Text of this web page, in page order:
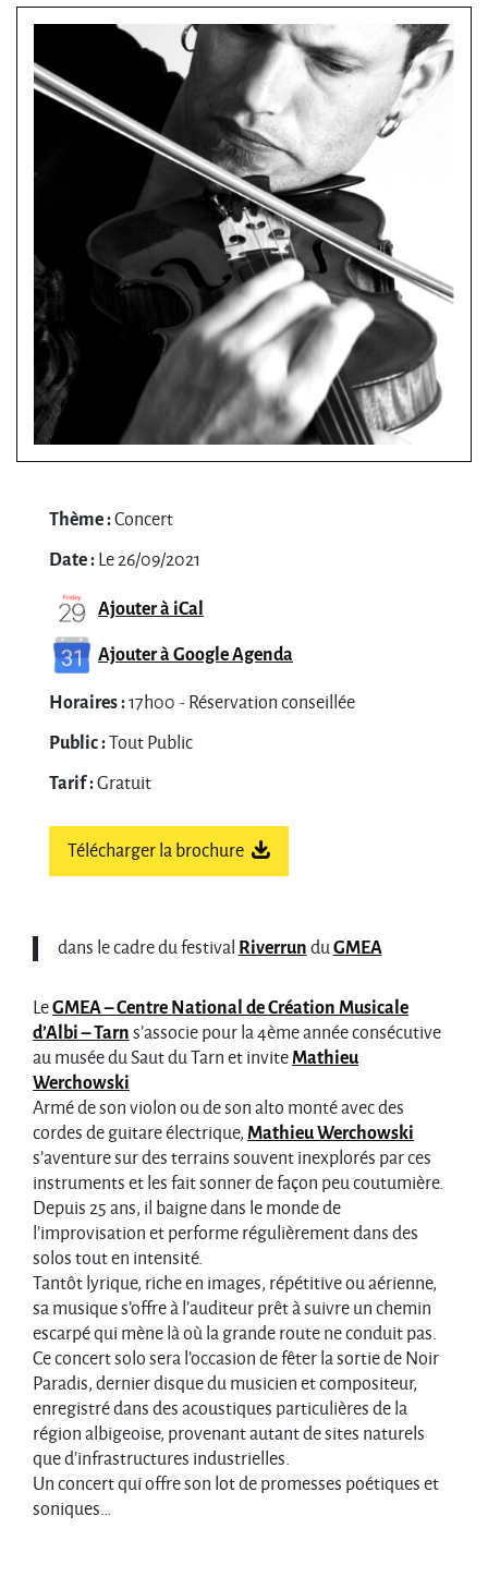
Thème :Concert
Date : Le 26/09/2021
Ajouter à iCal
Ajouter à Google Agenda
Horaires :17h00 - Réservation conseillée
Public :Tout Public
Tarif :Gratuit
Télécharger la brochure
dans le cadre du festival Riverrun duGMEA
LeGMEA – Centre National de Création Musicale
d’Albi – Tarn s’associe pour la 4ème année consécutive
au musée du Saut du Tarn et invite Mathieu
Werchowski
Armé de son violon ou de son alto monté avec des
cordes de guitare électrique, Mathieu Werchowski
s’aventure sur des terrains souvent inexplorés par ces
instruments et les fait sonner de façon peu coutumière.
Depuis 25 ans, il baigne dans le monde de
l’improvisation et performe régulièrement dans des
solos tout en intensité.
Tantôt lyrique, riche en images, répétitive ou aérienne,
sa musique s’offre à l’auditeur prêt à suivre un chemin
escarpé qui mène là où la grande route ne conduit pas.
Ce concert solo sera l’occasion de fêter la sortie de Noir
Paradis, dernier disque du musicien et compositeur,
enregistré dans des acoustiques particulières de la
région albigeoise, provenant autant de sites naturels
que d’infrastructures industrielles.
Un concert qui offre son lot de promesses poétiques et
soniques…